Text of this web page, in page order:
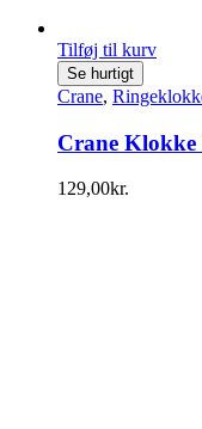
Tilføj til kurv
Se hurtigt
Crane,
Crane
129,00kr.